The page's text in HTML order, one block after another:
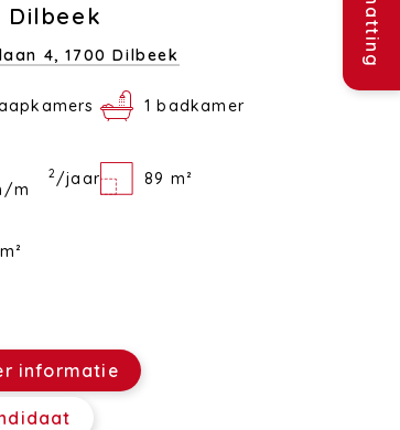
Dilbeek
4,1700 Dilbeek
1 badkamer
m
2 /jaar 89 m²
informatie